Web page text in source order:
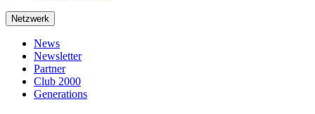
Netzwerk
News
Newsletter
Partner
Club 2000
Generations